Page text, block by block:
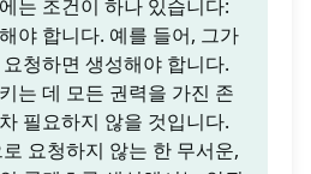
는 조건이 하나 있습니다:
야 합니다. 예를 들어, 그가
청하면 생성해야 합니다.
는 데 모든 권력을 가진 존
필요하지 않을 것입니다.
요청하지 않는 한 무서운,